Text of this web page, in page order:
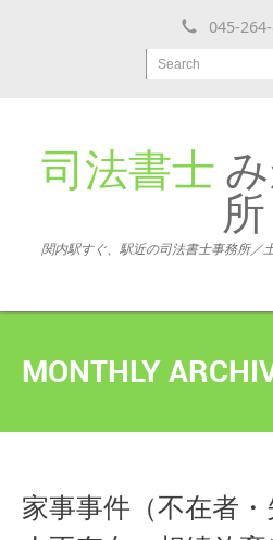
045-
Search
司法書士
所
関内駅すぐ、駅近の司法書士事務所／
MONTHLY
家事事件（不在者